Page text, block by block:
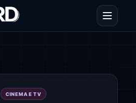
Abrir
CINEMA E TV